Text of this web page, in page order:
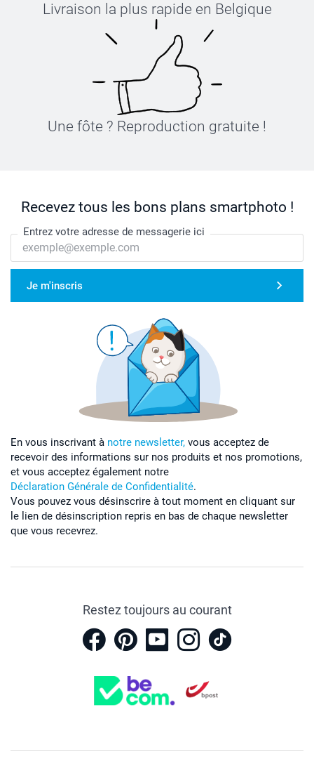
Livraison la plus rapide en Belgique
Une fôte ? Reproduction gratuite !
Recevez tous les bons plans smartphoto !
Entrez votre adresse de messagerie ici
Je m'inscris
En vous inscrivant à notre newsletter, vous acceptez de
recevoir des informations sur nos produits et nos promotions,
et vous acceptez également notre
Déclaration Générale de Confidentialité.
Vous pouvez vous désinscrire à tout moment en cliquant sur
le lien de désinscription repris en bas de chaque newsletter
que vous recevrez.
Restez toujours au courant